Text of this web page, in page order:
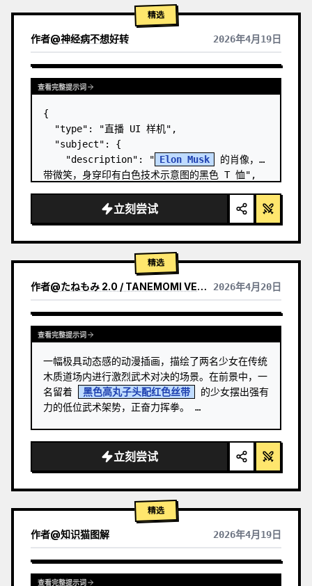
精选
作者@神经病不想好转 2026年4月19日
查看完整提示词
{
  "type": "直播 UI 样机",
  "subject": {
    "description": "
Elon Musk
的肖像，面
带微笑，身穿印有白色技术示意图的黑色 T 恤",
文字的屏幕，右侧显示红色的 '{argument
name=\…
立刻尝试
精选
作者@たねもみ 2.0 / TANEMOMI VER2.0 2026年4月20日
查看完整提示词
一幅极具动态感的动漫插画，描绘了两名少女在传统
木质道场内进行激烈武术对决的场景。在前景中，一
名留着
黑色高丸子头配红色丝带
的少女摆出强有
力的低位武术架势，正奋力挥拳。 …
立刻尝试
精选
作者@知识猫图解 2026年4月19日
查看完整提示词